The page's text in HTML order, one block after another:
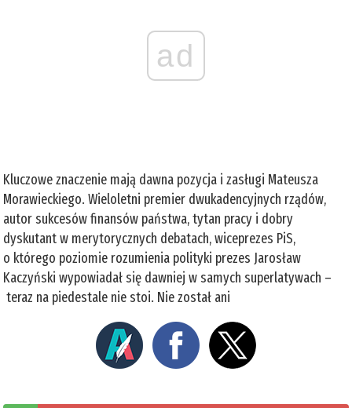
ad
Kluczowe znaczenie mają dawna pozycja i zasługi Mateusza
Morawieckiego. Wieloletni premier dwukadencyjnych rządów,
autor sukcesów finansów państwa, tytan pracy i dobry
dyskutant w merytorycznych debatach, wiceprezes PiS,
o którego poziomie rozumienia polityki prezes Jarosław
Kaczyński wypowiadał się dawniej w samych superlatywach –
teraz na piedestale nie stoi. Nie został ani